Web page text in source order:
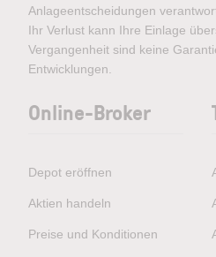
Anlageentscheidungen
Ihr Verlust kann Ihre Einlage
Vergangenheit sind keine
Entwicklungen.
Online-Broker
Depot eröffnen
Aktien handeln
Preise und Konditionen